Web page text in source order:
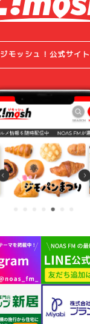
ジモッシュ！公式サイト